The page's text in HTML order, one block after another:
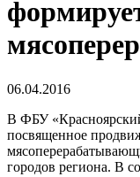
06.04.2016
В ФБУ
посвященное
городов региона. В